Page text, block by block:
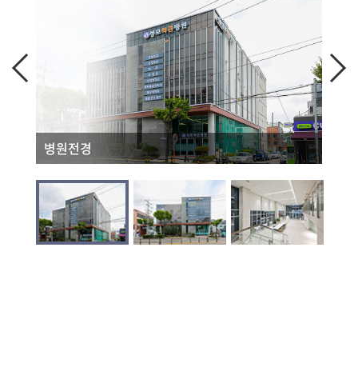
병원전경
병원전경
병원로비
병원로비
병원로비
관절센터,척추센터 진료실
건강검진센터
내과,가정의학과,신경과 진료실
영상의학과
수술실
병동
병동